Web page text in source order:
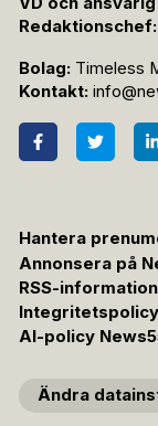
Redaktionschef:
Bolag: Timeless
Kontakt:
Hantera
Annonsera på
RSS-information
AI-policy
Ändra